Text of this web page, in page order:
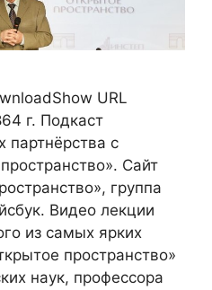
URL
г. Подкаст
партнёрства с
Сайт
группа
Видео лекции
из самых ярких
пространство»
наук, профессора